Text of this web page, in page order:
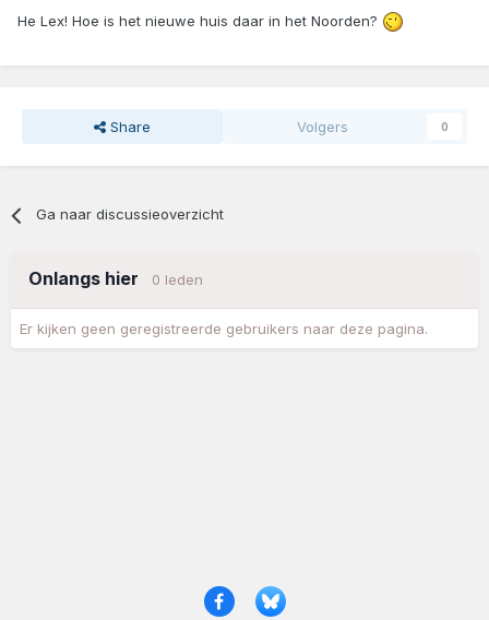
He Lex! Hoe is het nieuwe huis daar in het Noorden?
Share Volgers 0
Ga naar discussieoverzicht
Onlangs hier 0 leden
Er kijken geen geregistreerde gebruikers naar deze pagina.